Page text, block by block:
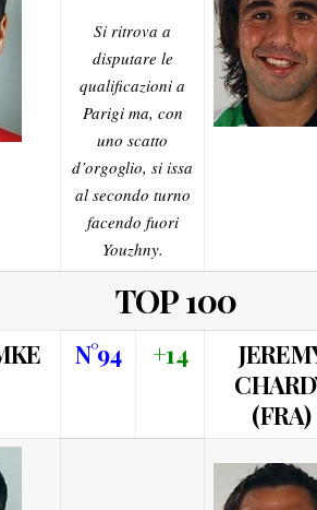
Si ritrova a
disputare le
qualificazioni a
Parigi ma, con
uno scatto
d’orgoglio, si issa
al secondo turno
facendo fuori
Youzhny.
TOP 100
N°94 +14
(FRA)